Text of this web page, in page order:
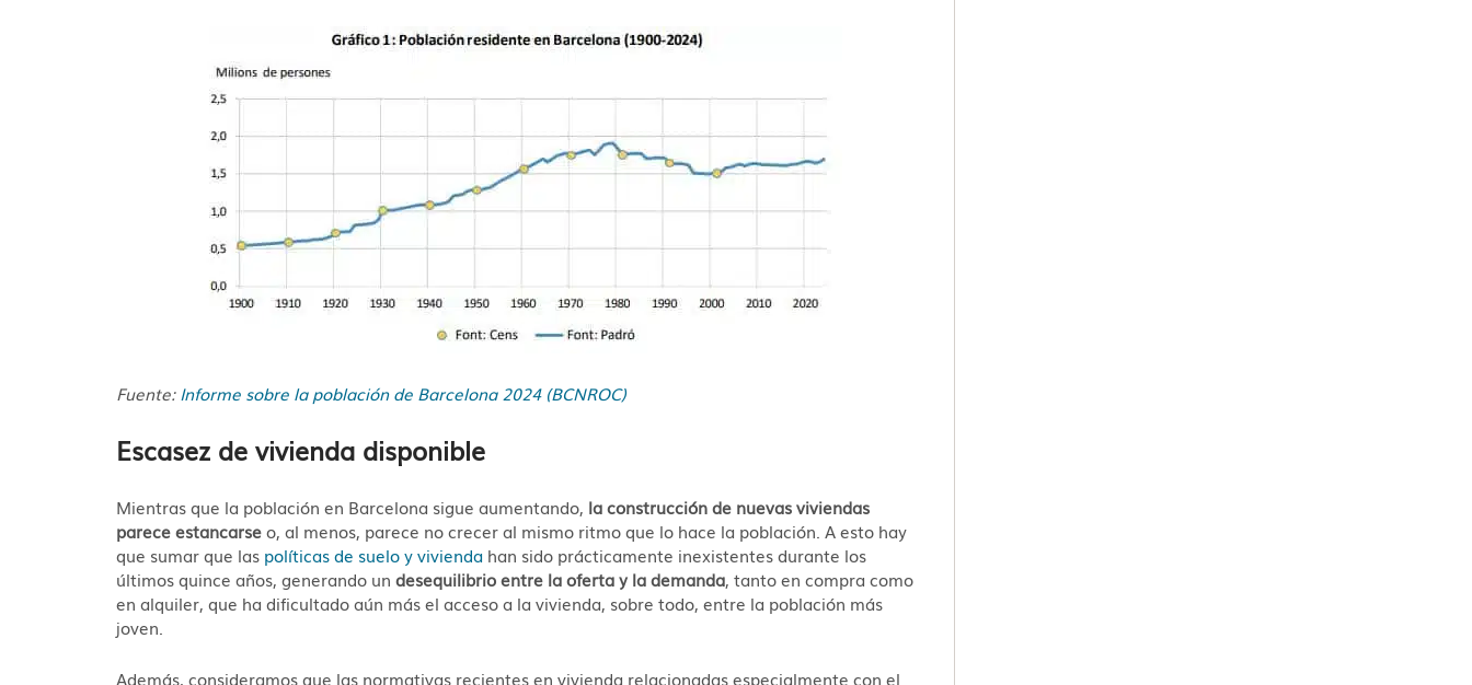
Fuente: Informe sobre la población de Barcelona 2024 (BCNROC)
Escasez de vivienda disponible
Mientras que la población en Barcelona sigue aumentando, la construcción de nuevas viviendas
parece estancarseo, al menos, parece no crecer al mismo ritmo que lo hace la población. A esto hay
que sumar que las políticas de suelo y vivienda han sido prácticamente inexistentes durante los
últimos quince años, generando undesequilibrio entre la oferta y la demanda, tanto en compra como
en alquiler, que ha dificultado aún más el acceso a la vivienda, sobre todo, entre la población más
joven.
Además, consideramos que las normativas recientes en vivienda relacionadas especialmente con el